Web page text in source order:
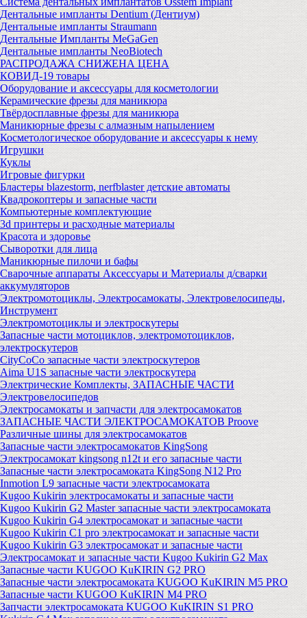
Дентальные импланты Dentium (Дентиум)
Дентальные импланты Straumann
Дентальные Импланты MeGaGen
Дентальные импланты NeoBiotech
РАСПРОДАЖА СНИЖЕНА ЦЕНА
КОВИД-19 товары
Оборудование и аксессуары для косметологии
Керамические фрезы для маникюра
Твёрдосплавные фрезы для маникюра
Маникюрные фрезы с алмазным напылением
Косметологическое оборудование и аксессуары к нему
Игрушки
Куклы
Игровые фигурки
Бластеры blazestorm, nerfblaster детские автоматы
Квадрокоптеры и запасные части
Компьютерные комплектующие
3d принтеры и расходные материалы
Красота и здоровье
Сыворотки для лица
Маникюрные пилочи и бафы
Сварочные аппараты Аксессуары и Материалы д/сварки
аккумуляторов
Электромотоциклы, Электросамокаты, Электровелосипеды,
Инструмент
Электромотоциклы и электроскутеры
Запасные части мотоциклов, электромотоциклов,
электроскутеров
CityCoCo запасные части электроскутеров
Aima U1S запасные части электроскутера
Электрические Комплекты, ЗАПАСНЫЕ ЧАСТИ
Электровелосипедов
Электросамокаты и запчасти для электросамокатов
ЗАПАСНЫЕ ЧАСТИ ЭЛЕКТРОСАМОКАТОВ Proove
Различные шины для электросамокатов
Запасные части электросамокатов KingSong
Электросамокат kingsong n12t и его запасные части
Запасные части электросамоката KingSong N12 Pro
Inmotion L9 запасные части электросамоката
Kugoo Kukirin электросамокаты и запасные части
Kugoo Kukirin G2 Master запасные части электросамоката
Kugoo Kukirin G4 электросамокат и запасные части
Kugoo Kukirin C1 pro электросамокат и запасные части
Kugoo Kukirin G3 электросамокат и запасные части
Электросамокат и запасные части Kugoo Kukirin G2 Max
Запасные части KUGOO KuKIRIN G2 PRO
Запасные части электросамоката KUGOO KuKIRIN M5 PRO
Запасные части KUGOO KuKIRIN M4 PRO
Запчасти электросамоката KUGOO KuKIRIN S1 PRO